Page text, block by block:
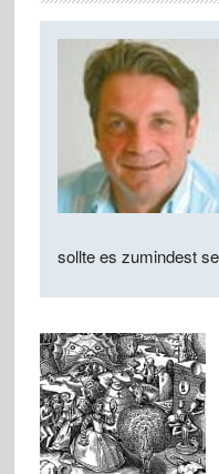
sollte es zumindest